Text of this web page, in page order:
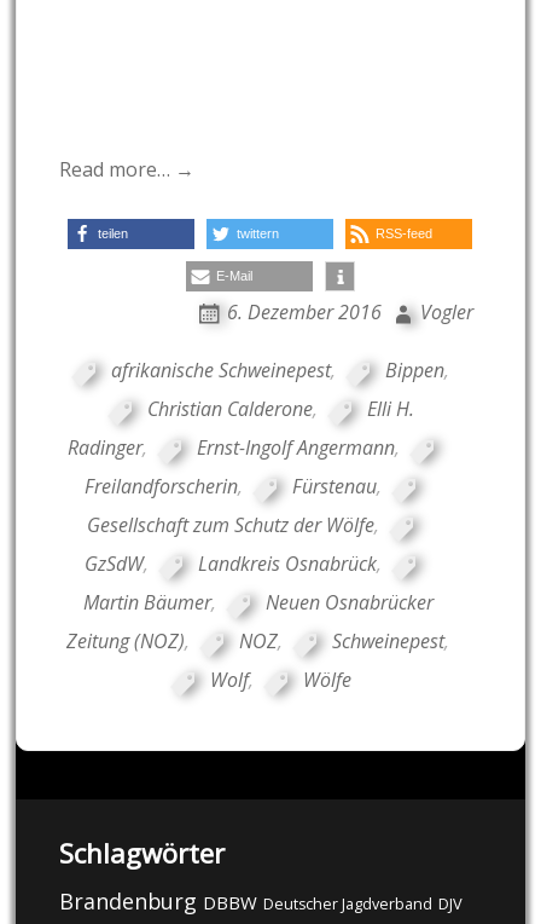
Read more… →
teilen twittern RSS-feed
E-Mail
6. Dezember 2016 Vogler
afrikanische Schweinepest, Bippen,
Christian Calderone,
Elli H.
Radinger, Ernst-Ingolf Angermann,
Freilandforscherin, Fürstenau,
Gesellschaft zum Schutz der Wölfe,
GzSdW, Landkreis Osnabrück,
Martin Bäumer,
Neuen Osnabrücker
Zeitung (NOZ), NOZ, Schweinepest,
Wolf, Wölfe
Schlagwörter
Brandenburg DBBW Deutscher Jagdverband DJV